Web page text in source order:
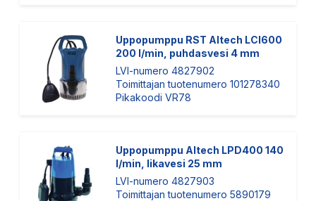
Uppopumppu RST Altech LCI600
200 l/min, puhdasvesi 4 mm
LVI-numero 4827902
Toimittajan tuotenumero 101278340
Pikakoodi VR78
Uppopumppu Altech LPD400 140
l/min, likavesi 25 mm
LVI-numero 4827903
Toimittajan tuotenumero 5890179